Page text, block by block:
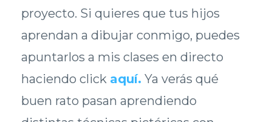
proyecto. Si quieres que tus hijos
aprendan a dibujar conmigo, puedes
apuntarlos a mis clases en directo
haciendo click aquí. Ya verás qué
buen rato pasan aprendiendo